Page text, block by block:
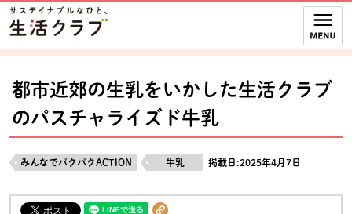
ページの先頭です。
本文へジャンプする。
ここからサイト内共通メニューです。
サイト内共通メニューをスキップする
サイト内共通メニューここまで。
都市近郊の生乳をいかした生活クラブ
のパスチャライズド牛乳
みんなでパクパクACTION 牛乳 掲載日:2025年4月7日